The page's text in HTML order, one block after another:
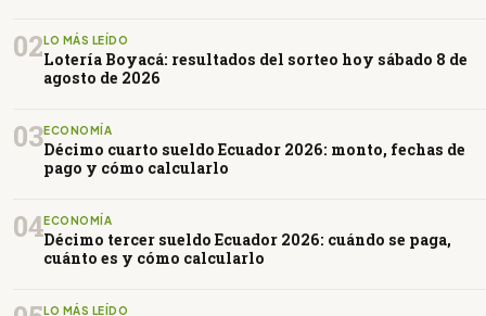
02 LO MÁS LEÍDO
Lotería Boyacá: resultados del sorteo hoy sábado 8 de
agosto de 2026
03ECONOMÍA
Décimo cuarto sueldo Ecuador 2026: monto, fechas de
pago y cómo calcularlo
04ECONOMÍA
Décimo tercer sueldo Ecuador 2026: cuándo se paga,
cuánto es y cómo calcularlo
LO MÁS LEÍDO